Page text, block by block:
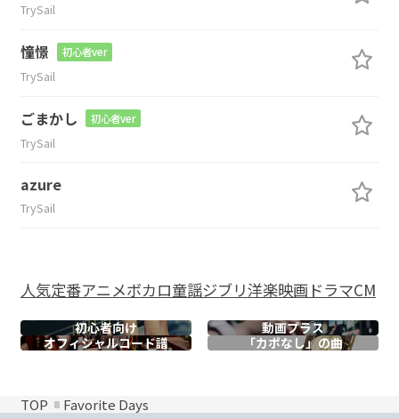
TrySail
憧憬 初心者ver
TrySail
ごまかし 初心者ver
TrySail
azure
TrySail
人気定番アニメボカロ童謡ジブリ洋楽映画ドラマCM
初心者向け
動画プラス
オフィシャルコード譜 「カポなし」の曲
TOP Favorite Days